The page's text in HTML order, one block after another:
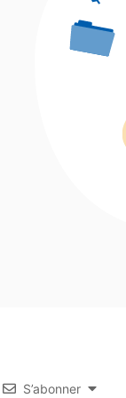
S’abonner